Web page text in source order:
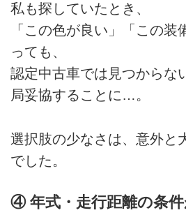
私も探していたとき、
「この色が良い」「この装
っても、
認定中古車では見つからな
局妥協することに…。
選択肢の少なさは、意外と
でした。
④ 年式・走行距離の条